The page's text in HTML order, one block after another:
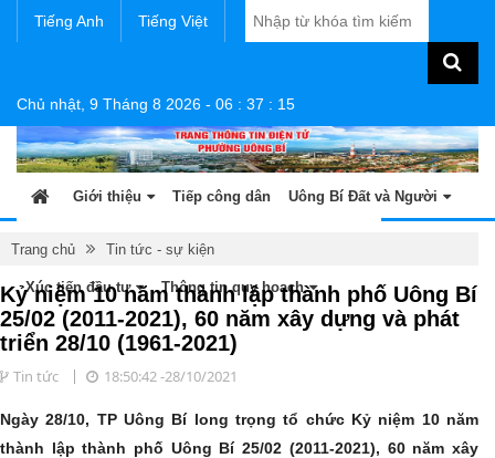
Tiếng Anh Tiếng Việt
Chủ nhật, 9 Tháng 8 2026 - 06 : 37 : 17
Giới thiệu Tiếp công dân Uông Bí Đất và Người
Tin tức - sự kiện Sản phẩm OCOP
Xúc tiến đầu tư Thông tin quy hoạch
Trang chủ Tin tức - sự kiện
Kỷ niệm 10 năm thành lập thành phố Uông Bí
25/02 (2011-2021), 60 năm xây dựng và phát
triển 28/10 (1961-2021)
Tin tức 18:50:42 -28/10/2021
Ngày 28/10, TP Uông Bí long trọng tổ chức Kỷ niệm 10 năm
thành lập thành phố Uông Bí 25/02 (2011-2021), 60 năm xây